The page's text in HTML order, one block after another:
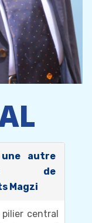
une autre
de
Magzi
central